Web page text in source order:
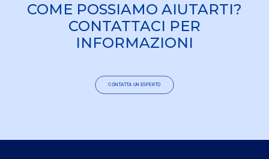
COME POSSIAMO AIUTARTI?
CONTATTACI PER
INFORMAZIONI
CONTATTA UN ESPERTO